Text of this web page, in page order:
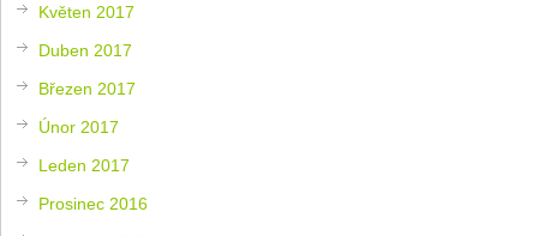
Květen 2017
Duben 2017
Březen 2017
Únor 2017
Leden 2017
Prosinec 2016